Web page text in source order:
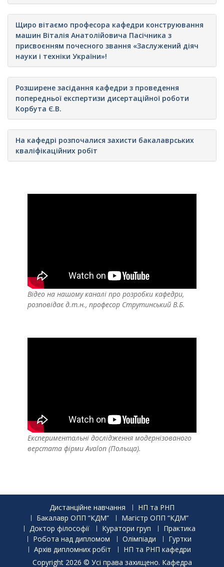
Щиро вітаємо професора кафедри конструювання
машин Віталія Анатолійовича Пасічника з
присвоєнням почесного звання «Заслужений діяч
науки і техніки України»!
Розширене засідання кафедри з проведення
попередньої експертизи дисертаційної роботи
Корбута Є.В.
На кафедрі розпочалися захисти бакалаврських
кваліфікаційних робіт
Відео на нашому каналі про розробки кафедри,
розповідає д.т.н., професор Струтинський В.Б.
Експериментальні дослідження модернізованого
верстата фірми Avalon (Польща).
Дистанційне навчання
НП та РНП
Бакалавр ОПП “КДМ”
Магістр ОПП “КДМ”
Доктор філософії
Куратори груп
Практика
Робота над дипломом
Олімпіади
Гуртки
Архів дипломних робіт
НП та РНП кафедри
Copyright 2026 © Усі права захищено. Кафедра